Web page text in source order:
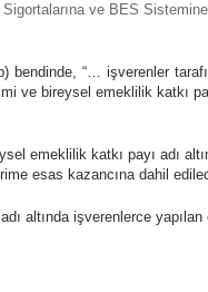
ve BES
bendinde, “… işverenler
ve bireysel emeklilik katkı
emeklilik katkı payı adı
esas kazancına dahil
altında işverenlerce